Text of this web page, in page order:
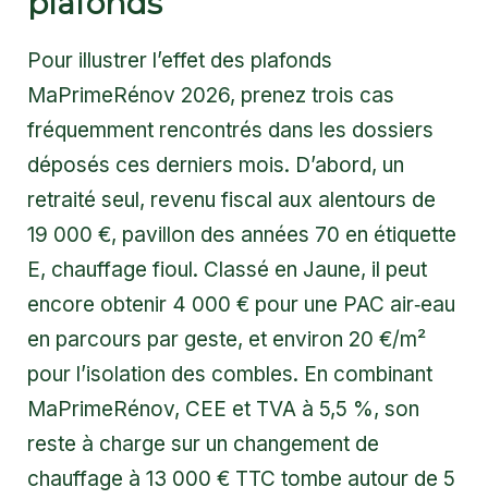
Pour illustrer l’effet des plafonds
MaPrimeRénov 2026, prenez trois cas
fréquemment rencontrés dans les dossiers
déposés ces derniers mois. D’abord, un
retraité seul, revenu fiscal aux alentours de
19 000 €, pavillon des années 70 en étiquette
E, chauffage fioul. Classé en Jaune, il peut
encore obtenir 4 000 € pour une PAC air‑eau
en parcours par geste, et environ 20 €/m²
pour l’isolation des combles. En combinant
MaPrimeRénov, CEE et TVA à 5,5 %, son
reste à charge sur un changement de
chauffage à 13 000 € TTC tombe autour de 5